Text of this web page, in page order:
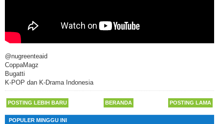
@nugreenteaid
CoppaMagz
Bugatti
K-POP dan K-Drama Indonesia
POSTING LEBIH BARU POSTING LAMA
BERANDA
POPULER MINGGU INI